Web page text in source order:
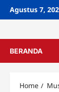
SkipAgustus 7,
BERANDA
Home